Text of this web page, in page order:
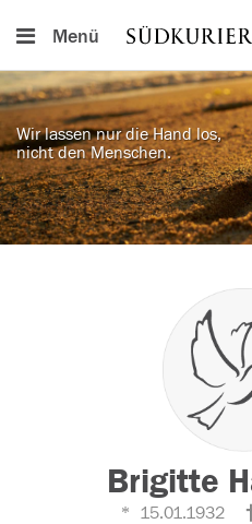
Menü
Wir lassen nur die Hand los,
nicht den Menschen.
Brigitte
15.01.1932